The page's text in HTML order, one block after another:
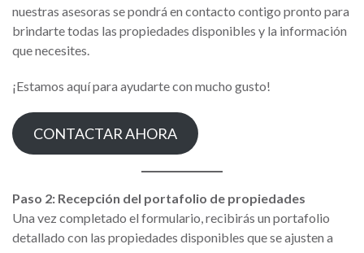
nuestras asesoras se pondrá en contacto contigo pronto para
brindarte todas las propiedades disponibles y la información
que necesites.
¡Estamos aquí para ayudarte con mucho gusto!
CONTACTAR AHORA
Paso 2: Recepción del portafolio de propiedades
Una vez completado el formulario, recibirás un portafolio
detallado con las propiedades disponibles que se ajusten a